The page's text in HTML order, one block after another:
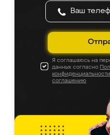
Я соглашаюсь на
данных согласно
конфиденциальности
соглашению